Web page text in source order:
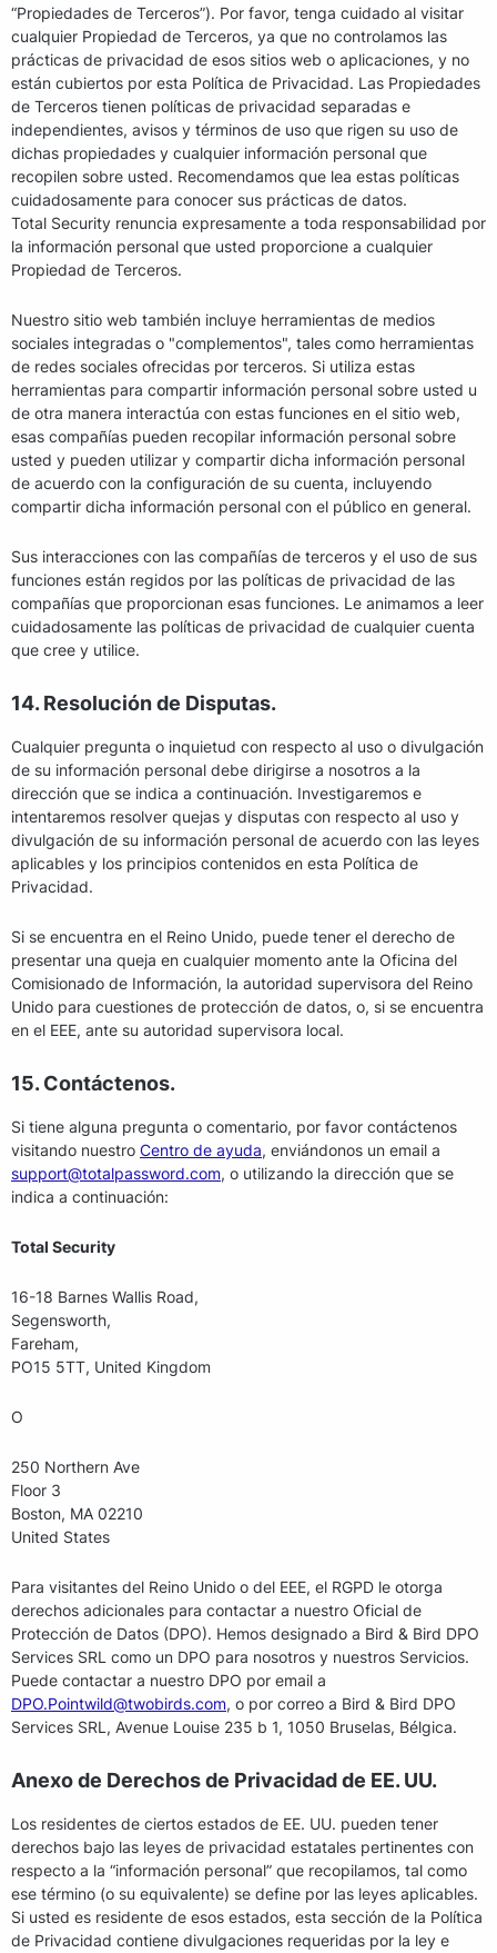
“Propiedades de Terceros”). Por favor, tenga cuidado al visitar
cualquier Propiedad de Terceros, ya que no controlamos las
prácticas de privacidad de esos sitios web o aplicaciones, y no
están cubiertos por esta Política de Privacidad. Las Propiedades
de Terceros tienen políticas de privacidad separadas e
independientes, avisos y términos de uso que rigen su uso de
dichas propiedades y cualquier información personal que
recopilen sobre usted. Recomendamos que lea estas políticas
cuidadosamente para conocer sus prácticas de datos.
Total Security renuncia expresamente a toda responsabilidad por
la información personal que usted proporcione a cualquier
Propiedad de Terceros.
Nuestro sitio web también incluye herramientas de medios
sociales integradas o "complementos", tales como herramientas
de redes sociales ofrecidas por terceros. Si utiliza estas
herramientas para compartir información personal sobre usted u
de otra manera interactúa con estas funciones en el sitio web,
esas compañías pueden recopilar información personal sobre
usted y pueden utilizar y compartir dicha información personal
de acuerdo con la configuración de su cuenta, incluyendo
compartir dicha información personal con el público en general.
Sus interacciones con las compañías de terceros y el uso de sus
funciones están regidos por las políticas de privacidad de las
compañías que proporcionan esas funciones. Le animamos a leer
cuidadosamente las políticas de privacidad de cualquier cuenta
que cree y utilice.
14. Resolución de Disputas.
Cualquier pregunta o inquietud con respecto al uso o divulgación
de su información personal debe dirigirse a nosotros a la
dirección que se indica a continuación. Investigaremos e
intentaremos resolver quejas y disputas con respecto al uso y
divulgación de su información personal de acuerdo con las leyes
aplicables y los principios contenidos en esta Política de
Privacidad.
Si se encuentra en el Reino Unido, puede tener el derecho de
presentar una queja en cualquier momento ante la Oficina del
Comisionado de Información, la autoridad supervisora del Reino
Unido para cuestiones de protección de datos, o, si se encuentra
en el EEE, ante su autoridad supervisora local.
15. Contáctenos.
Si tiene alguna pregunta o comentario, por favor contáctenos
visitando nuestro Centro de ayuda, enviándonos un email a
support@totalpassword.com, o utilizando la dirección que se
indica a continuación:
Total Security
16-18 Barnes Wallis Road,
Segensworth,
Fareham,
PO15 5TT, United Kingdom
O
250 Northern Ave
Floor 3
Boston, MA 02210
United States
Para visitantes del Reino Unido o del EEE, el RGPD le otorga
derechos adicionales para contactar a nuestro Oficial de
Protección de Datos (DPO). Hemos designado a Bird & Bird DPO
Services SRL como un DPO para nosotros y nuestros Servicios.
Puede contactar a nuestro DPO por email a
DPO.Pointwild@twobirds.com, o por correo a Bird & Bird DPO
Services SRL, Avenue Louise 235 b 1, 1050 Bruselas, Bélgica.
Anexo de Derechos de Privacidad de EE. UU.
Los residentes de ciertos estados de EE. UU. pueden tener
derechos bajo las leyes de privacidad estatales pertinentes con
respecto a la “información personal” que recopilamos, tal como
ese término (o su equivalente) se define por las leyes aplicables.
Si usted es residente de esos estados, esta sección de la Política
de Privacidad contiene divulgaciones requeridas por la ley e